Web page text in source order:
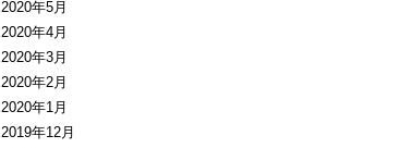
2020年5月
2020年4月
2020年3月
2020年2月
2020年1月
2019年12月